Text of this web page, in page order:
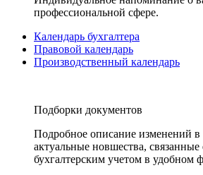
профессиональной сфере.
Календарь бухгалтера
Правовой календарь
Производственный календарь
Подборки документов
Подробное описание изменений в
актуальные новшества, связанные
бухгалтерским учетом в удобном